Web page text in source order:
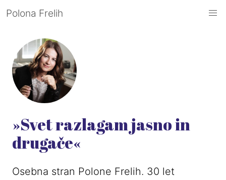
Polona Frelih
»Svet razlagam jasno in
drugače«
Osebna stran Polone Frelih. 30 let